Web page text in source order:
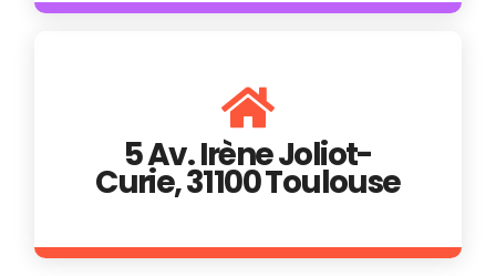
5 Av. Irène Joliot-
Curie, 31100 Toulouse